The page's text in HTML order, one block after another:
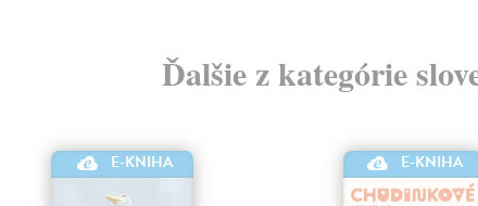
Ďalšie z kategórie
E-KNIHA E-KNIHA